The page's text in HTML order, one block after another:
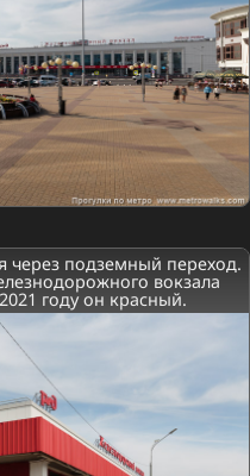
через подземный переход.
вокзала
году он красный.